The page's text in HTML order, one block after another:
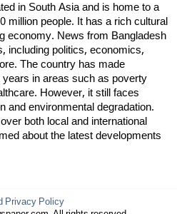
in South Asia and is home to a
million people. It has a rich cultural
economy. News from Bangladesh
including politics, economics,
The country has made
in areas such as poverty
However, it still faces
and environmental degradation.
both local and international
about the latest developments
Privacy Policy